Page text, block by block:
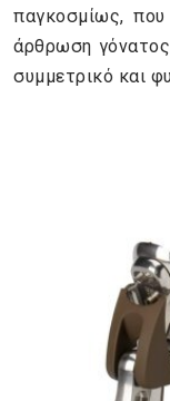
παγκοσμίως, που
άρθρωση γόνατος
συμμετρικό και